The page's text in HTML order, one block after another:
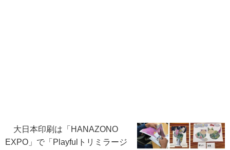
大日本印刷は「HANAZONO
EXPO」で「Playfulトリミラージ